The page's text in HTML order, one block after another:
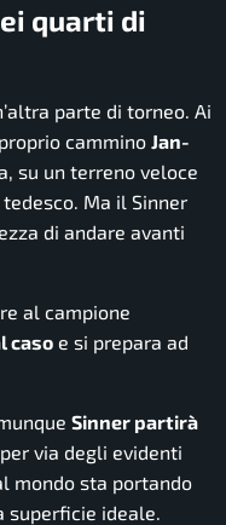
quarti di
parte di torneo. Ai
cammino Jan-
su un terreno veloce
Ma il Sinner
di andare avanti
al campione
caso e si prepara ad
Sinner partirà
via degli evidenti
mondo sta portando
superficie ideale.